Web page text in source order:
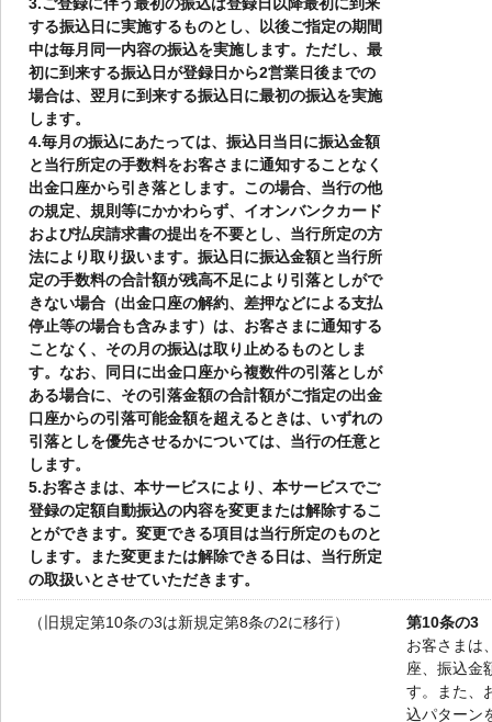
する振込日に実施するものとし、以後ご指定の期間
中は毎月同一内容の振込を実施します。ただし、最
初に到来する振込日が登録日から2営業日後までの
場合は、翌月に到来する振込日に最初の振込を実施
します。
4.毎月の振込にあたっては、振込日当日に振込金額
と当行所定の手数料をお客さまに通知することなく
出金口座から引き落とします。この場合、当行の他
の規定、規則等にかかわらず、イオンバンクカード
および払戻請求書の提出を不要とし、当行所定の方
法により取り扱います。振込日に振込金額と当行所
定の手数料の合計額が残高不足により引落としがで
きない場合（出金口座の解約、差押などによる支払
停止等の場合も含みます）は、お客さまに通知する
ことなく、その月の振込は取り止めるものとしま
す。なお、同日に出金口座から複数件の引落としが
ある場合に、その引落金額の合計額がご指定の出金
口座からの引落可能金額を超えるときは、いずれの
引落としを優先させるかについては、当行の任意と
します。
5.お客さまは、本サービスにより、本サービスでご
登録の定額自動振込の内容を変更または解除するこ
とができます。変更できる項目は当行所定のものと
します。また変更または解除できる日は、当行所定
の取扱いとさせていただきます。
（旧規定第10条の3は新規定第8条の2に移行） 第10条の3
お客さまは
座、振込金
す。また、
込パターン